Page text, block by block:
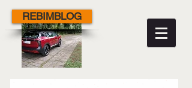
REBIMBLOG